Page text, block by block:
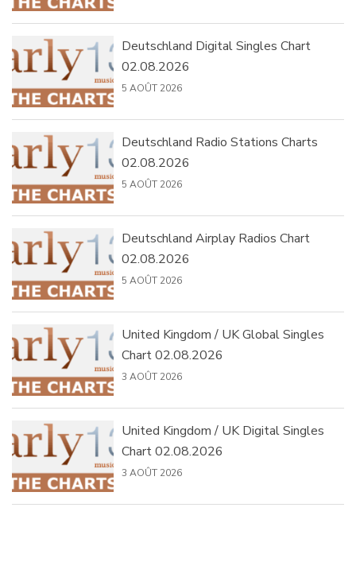
Deutschland Digital Singles Chart
02.08.2026
5 AOÛT 2026
Deutschland Radio Stations Charts
02.08.2026
5 AOÛT 2026
Deutschland Airplay Radios Chart
02.08.2026
5 AOÛT 2026
United Kingdom / UK Global Singles
Chart 02.08.2026
3 AOÛT 2026
United Kingdom / UK Digital Singles
Chart 02.08.2026
3 AOÛT 2026